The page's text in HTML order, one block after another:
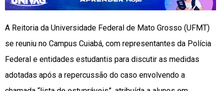
A Reitoria da Universidade Federal de Mato Grosso (UFMT)
se reuniu no Campus Cuiabá, com representantes da Polícia
Federal e entidades estudantis para discutir as medidas
adotadas após a repercussão do caso envolvendo a